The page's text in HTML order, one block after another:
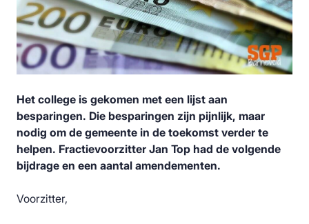
Het college is gekomen met een lijst aan
besparingen. Die besparingen zijn pijnlijk, maar
nodig om de gemeente in de toekomst verder te
helpen. Fractievoorzitter Jan Top had de volgende
bijdrage en een aantal amendementen.
Voorzitter,